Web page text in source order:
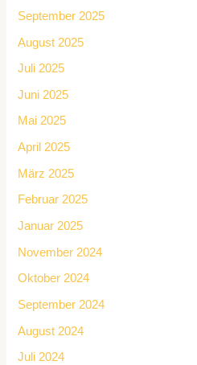
September 2025
August 2025
Juli 2025
Juni 2025
Mai 2025
April 2025
März 2025
Februar 2025
Januar 2025
November 2024
Oktober 2024
September 2024
August 2024
Juli 2024